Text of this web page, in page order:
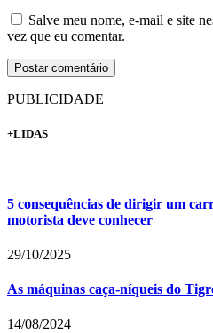
Salve meu nome, e-mail e site
vez que eu comentar.
PUBLICIDADE
+LIDAS
5 consequências de dirigir um
motorista deve conhecer
29/10/2025
As máquinas caça-níqueis do
14/08/2024